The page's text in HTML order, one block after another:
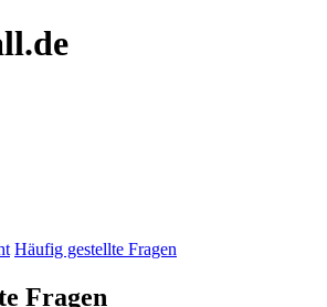
Häufig gestellte Fragen
Fragen